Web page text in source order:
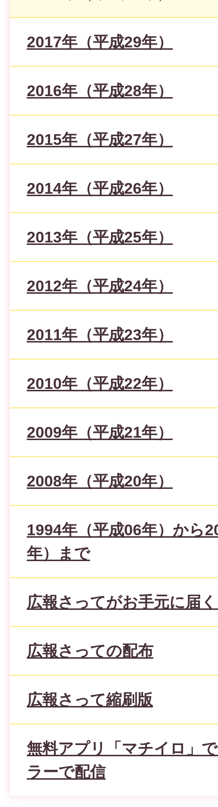
2017年（平成29年）
2016年（平成28年）
2015年（平成27年）
2014年（平成26年）
2013年（平成25年）
2012年（平成24年）
2011年（平成23年）
2010年（平成22年）
2009年（平成21年）
2008年（平成20年）
1994年（平成06年）から
年）まで
広報さってがお手元に届
広報さっての配布
広報さって縮刷版
無料アプリ「マチイロ」
ラーで配信